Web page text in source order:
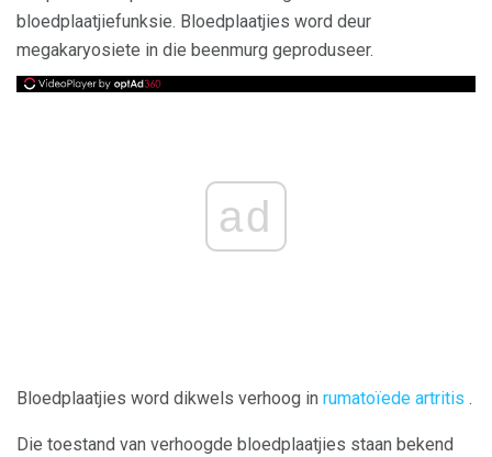
bloedplaatjiefunksie. Bloedplaatjies word deur
megakaryosiete in die beenmurg geproduseer.
ad
Bloedplaatjies word dikwels verhoog in rumatoïede artritis .
Die toestand van verhoogde bloedplaatjies staan ​​bekend